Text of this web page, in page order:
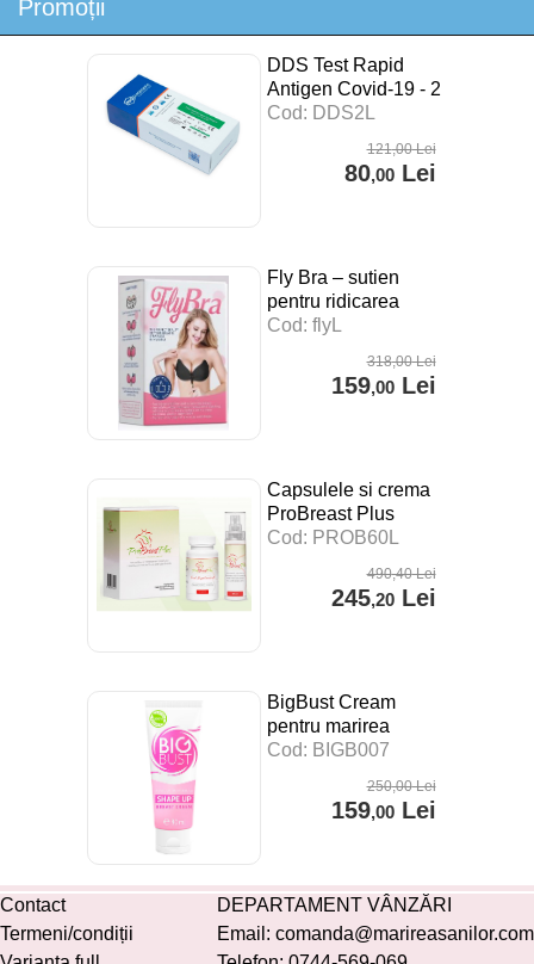
Promoții
DDS Test Rapid
Antigen Covid-19 - 2
buc
Cod: DDS2L
121,00Lei
80,00Lei
Fly Bra – sutien
pentru ridicarea
sanilor
Cod: flyL
318,00Lei
159,00Lei
Capsulele si crema
ProBreast Plus
pentru marirea
Cod: PROB60L
490,40Lei
245,20Lei
BigBust Cream
pentru marirea
sanilor
Cod: BIGB007
250,00Lei
159,00Lei
Contact
Termeni/condiții
DEPARTAMENT VÂNZĂRI
Email: comanda@marireasanilor.com